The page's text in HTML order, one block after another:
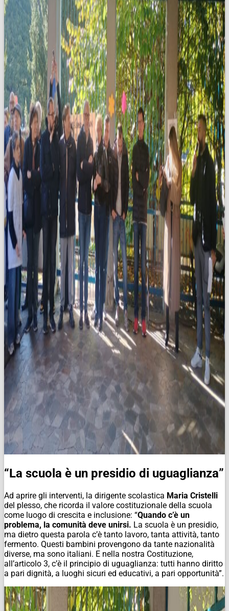
“La scuola è un presidio di uguaglianza”
Ad aprire gli interventi, la dirigente scolastica Maria Cristelli
del plesso, che ricorda il valore costituzionale della scuola
come luogo di crescita e inclusione: “Quando c’è un
problema, la comunità deve unirsi. La scuola è un presidio,
ma dietro questa parola c’è tanto lavoro, tanta attività, tanto
fermento. Questi bambini provengono da tante nazionalità
diverse, ma sono italiani. E nella nostra Costituzione,
all’articolo 3, c’è il principio di uguaglianza: tutti hanno diritto
a pari dignità, a luoghi sicuri ed educativi, a pari opportunità”.